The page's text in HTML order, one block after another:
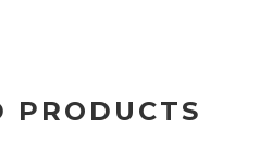
PRODUCTS